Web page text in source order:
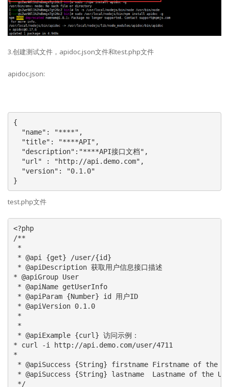
3.创建测试文件，apidoc.json文件和test.php文件
apidoc.json:
{
  "name": "****",
  "title": "****API",
  "description":"****API接口文档",
  "url" : "http://api.demo.com",
  "version": "0.1.0"
}
test.php文件
<?php
/**
*
* @api {get} /user/{id}
* @apiDescription 获取用户信息接口描述
* @apiGroup User
* @apiName getUserInfo
* @apiParam {Number} id 用户ID
* @apiVersion 0.1.0
*
*
* @apiExample {curl} 访问示例：
* curl -i http://api.demo.com/user/4711
*
* @apiSuccess {String} firstname Firstname of the
* @apiSuccess {String} lastname  Lastname of the
*/